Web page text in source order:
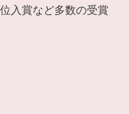
入賞など多数の受賞